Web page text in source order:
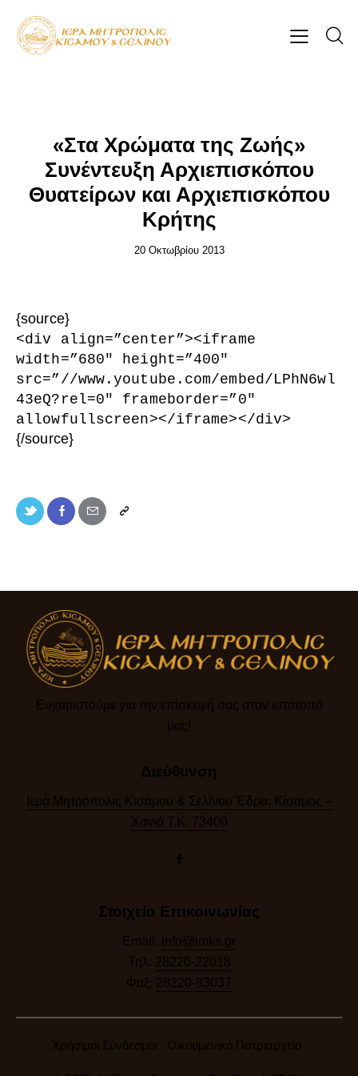
«Στα Χρώματα της Ζωής»
Συνέντευξη Αρχιεπισκόπου
Θυατείρων και Αρχιεπισκόπου
Κρήτης
20 Οκτωβρίου 2013
{source}
<div align=”center”><iframe
width=”680″ height=”400″
src=”//www.youtube.com/embed/LPhN6wl
43eQ?rel=0″ frameborder=”0″
allowfullscreen></iframe></div>
{/source}
Ευχαριστούμε για την επίσκεψή σας στον ιστότοπό
μας!​
Διεύθυνση
Ιερά Μητρόπολις Κισάμου & Σελίνου Έδρα: Κίσαμος –
Χανιά Τ.Κ. 73400
Στοιχεία Επικοινωνίας
Email: info@imks.gr
Τηλ: 28220-22018
Φαξ: 28220-83037
Χρήσιμοι Σύνδεσμοι Οικουμενικό Πατριαρχείο